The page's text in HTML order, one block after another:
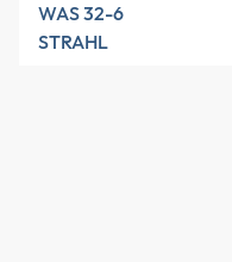
WAS 32-6
STRAHL